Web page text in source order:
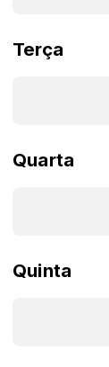
Terça
Quarta
Quinta